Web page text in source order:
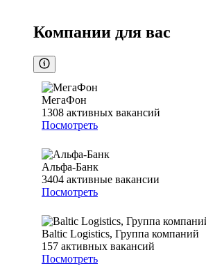
Компании для вас
МегаФон
1308 активных вакансий
Посмотреть
Альфа-Банк
3404 активные вакансии
Посмотреть
Baltic Logistics, Группа компаний
157 активных вакансий
Посмотреть